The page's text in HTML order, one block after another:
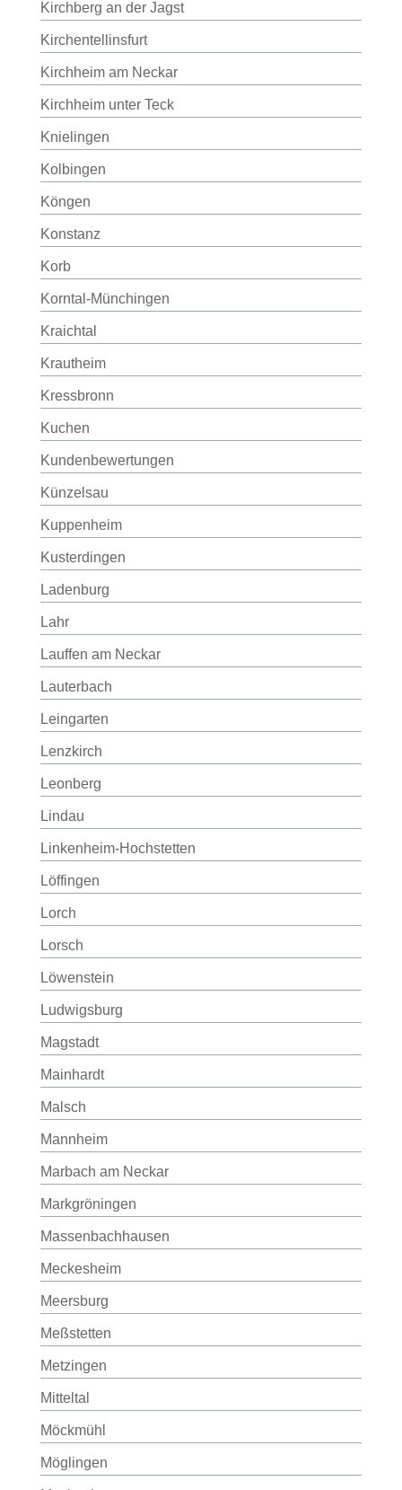
Kirchberg an der Jagst
Kirchentellinsfurt
Kirchheim am Neckar
Kirchheim unter Teck
Knielingen
Kolbingen
Köngen
Konstanz
Korb
Korntal-Münchingen
Kraichtal
Krautheim
Kressbronn
Kuchen
Kundenbewertungen
Künzelsau
Kuppenheim
Kusterdingen
Ladenburg
Lahr
Lauffen am Neckar
Lauterbach
Leingarten
Lenzkirch
Leonberg
Lindau
Linkenheim-Hochstetten
Löffingen
Lorch
Lorsch
Löwenstein
Ludwigsburg
Magstadt
Mainhardt
Malsch
Mannheim
Marbach am Neckar
Markgröningen
Massenbachhausen
Meckesheim
Meersburg
Meßstetten
Metzingen
Mitteltal
Möckmühl
Möglingen